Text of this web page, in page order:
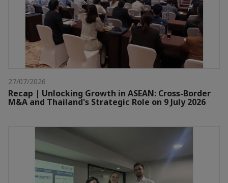
27/07/2026
Recap | Unlocking Growth in ASEAN: Cross-Border
M&A and Thailand's Strategic Role on 9 July 2026